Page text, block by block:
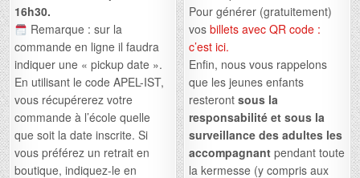
Pour générer (gratuitement)
vosbillets avec QR code :
c’est ici.
Enfin, nous vous rappelons
que les jeunes enfants
resterontsous la
responsabilité et sous la
surveillance des adultes les
accompagnant pendant toute
la kermesse (y compris aux
16h30.
Remarque : sur la
commande en ligne il faudra
indiquer une « pickup date ».
En utilisant le code APEL-IST,
vous récupérerez votre
commande à l’école quelle
que soit la date inscrite. Si
vous préférez un retrait en
boutique, indiquez-le en